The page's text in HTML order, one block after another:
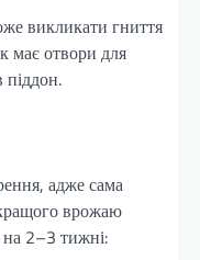
викликати гниття
має отвори для
адже сама
врожаю
2–3 тижні: